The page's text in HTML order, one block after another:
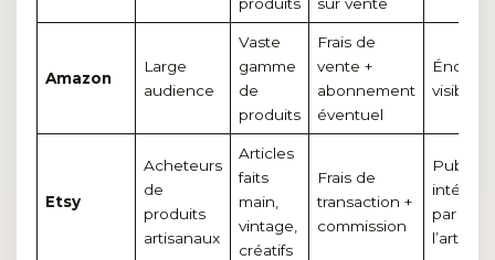
Amazon
Large
audience
Vaste
gamme
de
produits
Frais de
vente +
abonnement
éventuel
Énorme
visibilité
Etsy
Acheteurs
de
produits
artisanaux
Articles
faits
main,
vintage,
créatifs
Frais de
transaction +
commission
Public
par